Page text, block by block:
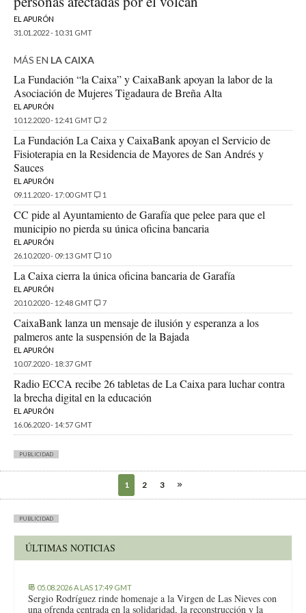
EL APURÓN
31.01.2022 - 10:31 GMT
MÁS EN LA CAIXA
La Fundación “la Caixa” y CaixaBank apoyan la labor de la
Asociación de Mujeres Tigadaura de Breña Alta
EL APURÓN
10.12.2020 - 12:41 GMT
2
La Fundación La Caixa y CaixaBank apoyan el Servicio de
Fisioterapia en la Residencia de Mayores de San Andrés y
Sauces
EL APURÓN
09.11.2020 - 17:00 GMT
1
CC pide al Ayuntamiento de Garafía que pelee para que el
municipio no pierda su única oficina bancaria
EL APURÓN
26.10.2020 - 09:13 GMT
10
La Caixa cierra la única oficina bancaria de Garafía
EL APURÓN
20.10.2020 - 12:48 GMT
7
CaixaBank lanza un mensaje de ilusión y esperanza a los
palmeros ante la suspensión de la Bajada
EL APURÓN
10.07.2020 - 18:37 GMT
Radio ECCA recibe 26 tabletas de La Caixa para luchar contra
la brecha digital en la educación
EL APURÓN
16.06.2020 - 14:57 GMT
PUBLICIDAD
1 2 3
PUBLICIDAD
ÚLTIMAS NOTICIAS
05.08.2026 A LAS 17:49 GMT
Sergio Rodríguez rinde homenaje a la Virgen de Las Nieves con
una ofrenda centrada en la solidaridad, la reconstrucción y la